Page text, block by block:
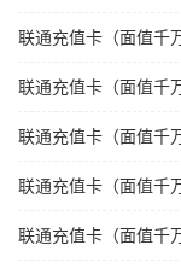
联通充值卡（面值千
联通充值卡（面值千
联通充值卡（面值千
联通充值卡（面值千
联通充值卡（面值千